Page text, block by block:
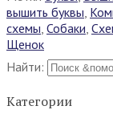
вышить буквы
схемы Собаки
Щенок
Найти:
Категории